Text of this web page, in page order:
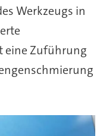
Werkzeugs in
eine Zuführung